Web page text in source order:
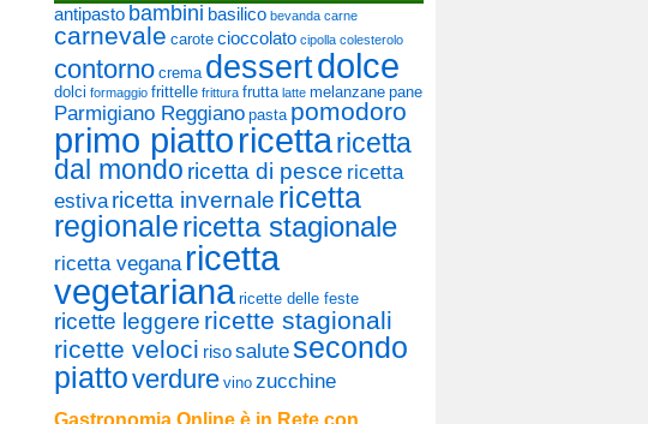
antipasto bambini basilico bevanda carne
carnevale carote cioccolato cipolla colesterolo
contorno crema dessertdolce
dolci formaggio frittelle frittura frutta latte melanzane pane
Parmigiano Reggiano pasta pomodoro
primo piattoricettaricetta
dal mondo ricetta di pesce ricetta
estiva ricetta invernale ricetta
regionalericetta stagionale
ricetta vegana ricetta
vegetariana ricette delle feste
ricette leggere ricette stagionali
ricette veloci risosalute secondo
piattoverdure vino zucchine
Gastronomia Online è in Rete con...